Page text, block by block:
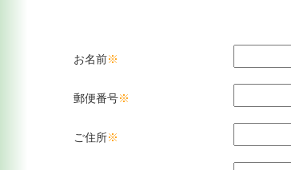
お名前※
郵便番号※
ご住所※